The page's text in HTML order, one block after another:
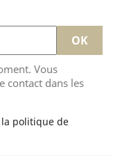
Vous
contact dans les
la politique de